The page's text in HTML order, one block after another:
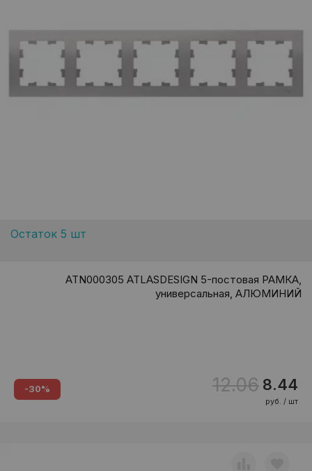
Остаток 5 шт
ATN000305 ATLASDESIGN 5-постовая РАМКА,
универсальная, АЛЮМИНИЙ
-30% 12.06 8.44
руб. / шт